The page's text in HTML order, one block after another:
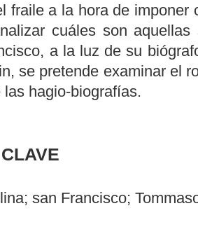
fraile a la hora de imponer
cuáles son
a la luz de su
se pretende examinar el
las hagio-biografías.
san Francisco;